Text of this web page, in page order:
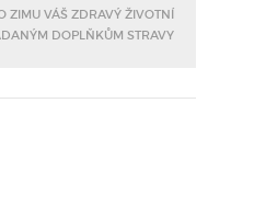
ZIMU VÁŠ ZDRAVÝ ŽIVOTNÍ
DOPLŇKŮM STRAVY